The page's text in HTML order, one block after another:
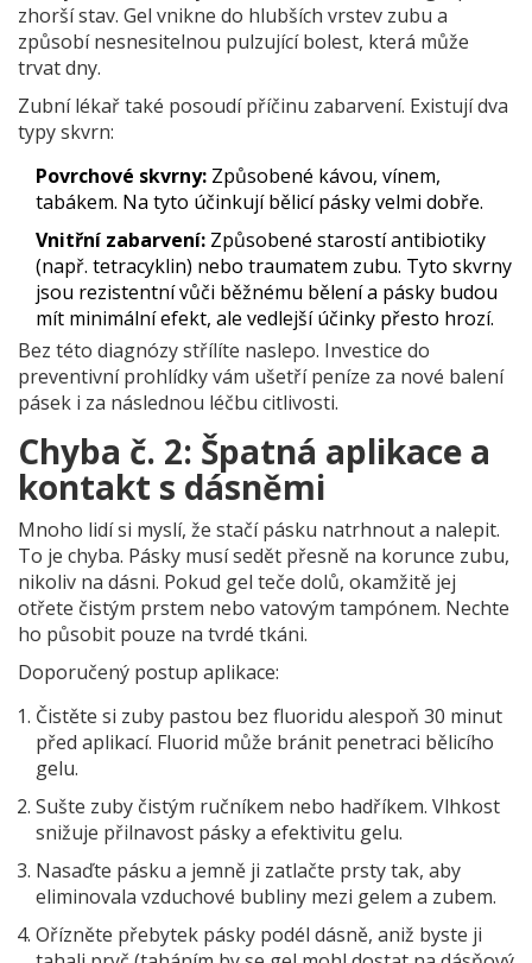
zhorší stav. Gel vnikne do hlubších vrstev zubu a
způsobí nesnesitelnou pulzující bolest, která může
trvat dny.
Zubní lékař také posoudí příčinu zabarvení. Existují dva
typy skvrn:
Povrchové skvrny: Způsobené kávou, vínem,
tabákem. Na tyto účinkují bělicí pásky velmi dobře.
Vnitřní zabarvení: Způsobené starostí antibiotiky
(např. tetracyklin) nebo traumatem zubu. Tyto skvrny
jsou rezistentní vůči běžnému bělení a pásky budou
mít minimální efekt, ale vedlejší účinky přesto hrozí.
Bez této diagnózy střílíte naslepo. Investice do
preventivní prohlídky vám ušetří peníze za nové balení
pásek i za následnou léčbu citlivosti.
Chyba č. 2: Špatná aplikace a
kontakt s dásněmi
Mnoho lidí si myslí, že stačí pásku natrhnout a nalepit.
To je chyba. Pásky musí sedět přesně na korunce zubu,
nikoliv na dásni. Pokud gel teče dolů, okamžitě jej
otřete čistým prstem nebo vatovým tampónem. Nechte
ho působit pouze na tvrdé tkáni.
Doporučený postup aplikace:
Čistěte si zuby pastou bez fluoridu alespoň 30 minut
před aplikací. Fluorid může bránit penetraci bělicího
gelu.
Sušte zuby čistým ručníkem nebo hadříkem. Vlhkost
snižuje přilnavost pásky a efektivitu gelu.
Nasaďte pásku a jemně ji zatlačte prsty tak, aby
eliminovala vzduchové bubliny mezi gelem a zubem.
Ořízněte přebytek pásky podél dásně, aniž byste ji